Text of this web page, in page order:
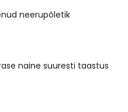
neerupõletik
naine suuresti taastus